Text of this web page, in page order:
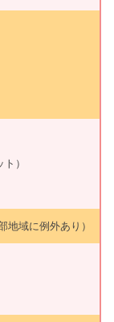
）
域に例外あり）